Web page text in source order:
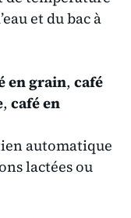
et du bac à
en grain, café
, café en
automatique
lactées ou